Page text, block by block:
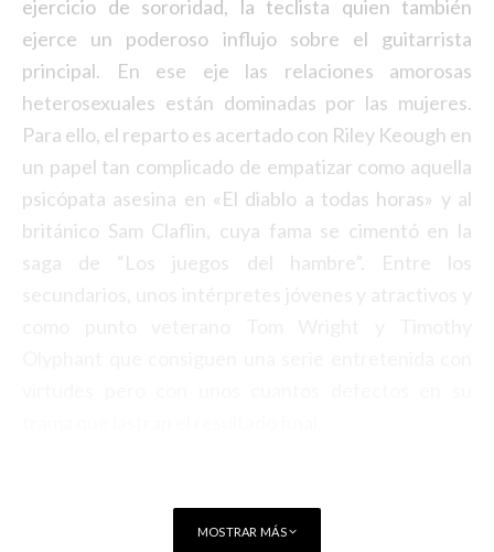
ejercicio de sororidad, la teclista quien también
ejerce un poderoso influjo sobre el guitarrista
principal. En ese eje las relaciones amorosas
heterosexuales están dominadas por las mujeres.
Para ello, el reparto es acertado con Riley Keough en
un papel tan complicado de empatizar como aquella
psicópata asesina en «El diablo a todas horas» y al
británico Sam Claflin, cuya fama se cimentó en la
saga de “Los juegos del hambre”. Entre los
MOSTRAR MÁS